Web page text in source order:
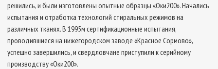
решились, и были изготовлены опытные образцы «Оки­200». Начались
испытания и отработка технологий стиральных режимов на
различных тканях. В 1995­м сертификационные испытания,
проводившиеся на нижегородском заводе «Красное Сормово»,
успешно завершились, и свердловчане приступили к серийному
производству «Оки­200».